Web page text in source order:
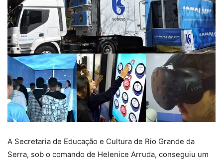
A Secretaria de Educação e Cultura de Rio Grande da
Serra, sob o comando de Helenice Arruda, conseguiu um